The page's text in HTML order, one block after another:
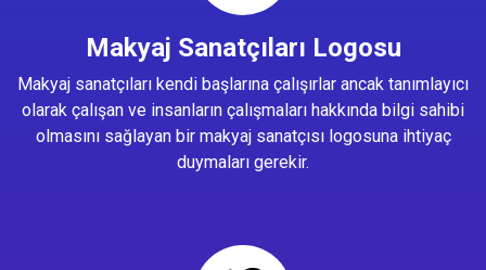
Makyaj Sanatçıları Logosu
Makyaj sanatçıları kendi başlarına çalışırlar ancak tanımlayıcı
olarak çalışan ve insanların çalışmaları hakkında bilgi sahibi
olmasını sağlayan bir makyaj sanatçısı logosuna ihtiyaç
duymaları gerekir.